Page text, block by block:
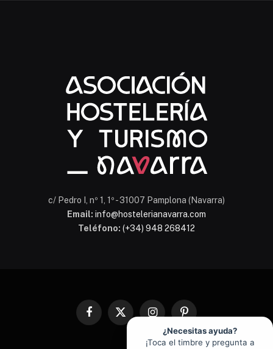
¿Necesitas ayuda?
¡Toca el timbre y pregunta a
Chatbot Hostelería Navarra
En línea
c/ Pedro I, nº 1, 1º - 31007 Pamplona (Navarra)
Email: info@hostelerianavarra.com
Teléfono: (+34) 948 268412
Facebook
X
(Twitter)
InstagramPinterest